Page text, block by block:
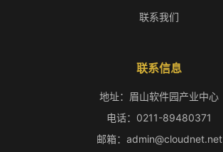
联系我们
联系信息
地址：眉山软件园产业中心
电话：0211-89480371
邮箱：admin@cloudnet.net